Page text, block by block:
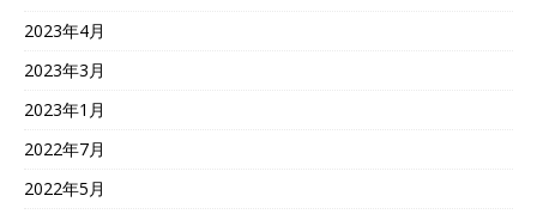
2023年4月
2023年3月
2023年1月
2022年7月
2022年5月